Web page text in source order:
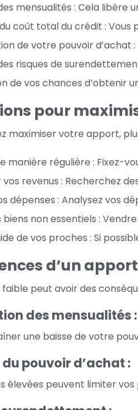
mensualités : Cela libère
coût total du crédit : Vous
de votre pouvoir d’achat
risques de
de vos chances d’obtenir
pour
maximiser votre apport,
manière régulière : Fixez-
revenus : Recherchez
dépenses : Analysez vos
non essentiels :
de vos proches : Si
d’un
peut avoir des
des mensualités :
une baisse de votre
pouvoir d’achat :
élevées peuvent limiter